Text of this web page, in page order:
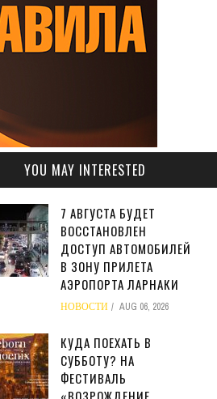
YOU MAY INTERESTED
7 АВГУСТА БУДЕТ
ВОССТАНОВЛЕН
ДОСТУП АВТОМОБИЛЕЙ
В ЗОНУ ПРИЛЕТА
АЭРОПОРТА ЛАРНАКИ
НОВОСТИ AUG 06, 2026
КУДА ПОЕХАТЬ В
СУББОТУ? НА
ФЕСТИВАЛЬ
ABOUT US